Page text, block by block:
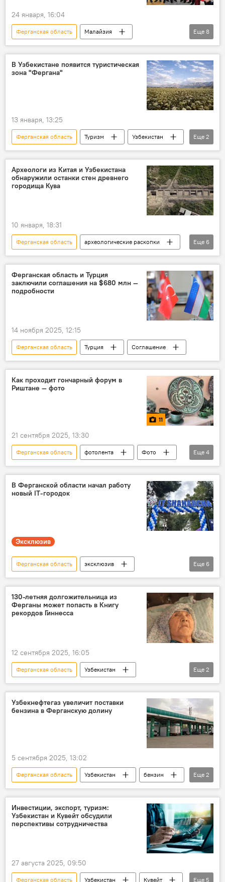
24 января, 16:04
Ферганская область
Малайзия
логистические центры
Узбекистан
Торговля
текстильная продукция
сотрудничество
Еще 8
В Узбекистане появится туристическая
зона "Фергана"
13 января, 13:25
Ферганская область Туризм
Узбекистан
Постановление
президент Узбекистана
Еще 2
Археологи из Китая и Узбекистана
обнаружили останки стен древнего
городища Кува
10 января, 18:31
Ферганская область
археологические раскопки
экспедиция
раскопки
Китай
Узбекистан
Культура история
Еще 6
Ферганская область и Турция
заключили соглашения на $680 млн —
подробности
14 ноября 2025, 12:15
Ферганская область Турция Соглашение
Как проходит гончарный форум в
Риштане — фото
11
21 сентября 2025, 13:30
Ферганская область фотолента
Фото
Узбекистан
форум
гончар
керамика Риштана
Еще 4
В Ферганской области начал работу
новый IT-городок
Эксклюзив
Ферганская область
эксклюзив
Узбекистан
Обучение
IT-технологии
школьники
инклюзивное образование
Общество
Еще 6
130-летняя долгожительница из
Ферганы может попасть в Книгу
рекордов Гиннесса
12 сентября 2025, 16:05
Ферганская область
Узбекистан
Книга рекордов Гиннеса
Минюст Узбекистана
Еще 2
Узбекнефтегаз увеличит поставки
бензина в Ферганскую долину
5 сентября 2025, 13:02
Ферганская область Узбекистан
бензин
Узбекнефтегаз
энергетика
Еще 2
Инвестиции, экспорт, туризм:
Узбекистан и Кувейт обсудили
перспективы сотрудничества
27 августа 2025, 09:50
Ферганская область Узбекистан
Кувейт
Еще 5